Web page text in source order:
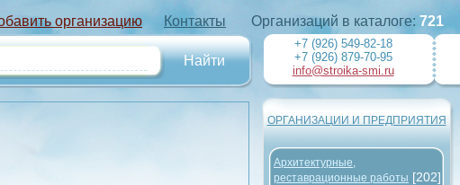
организацию Контакты Организаций в каталоге: 721
+7 (926) 549-82-18
+7 (926) 879-70-95
info@stroika-smi.ru
ОРГАНИЗАЦИИ И ПРЕДПРИЯТИЯ
Архитектурные,
реставрационные работы [202]